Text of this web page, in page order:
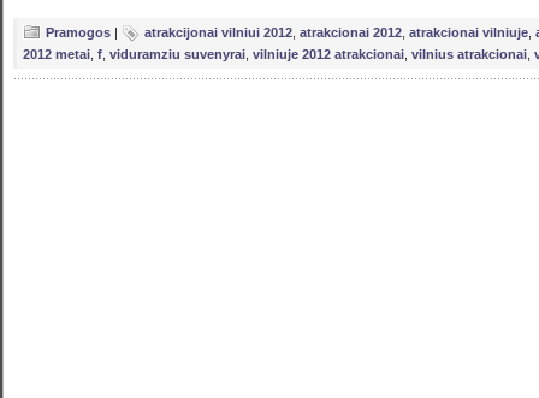
Pramogos | atrakcijonai vilniui 2012 atrakcionai 2012 atrakcionai vilniuje
2012 metai f viduramziu suvenyrai vilniuje 2012 atrakcionai vilnius atrakcionai